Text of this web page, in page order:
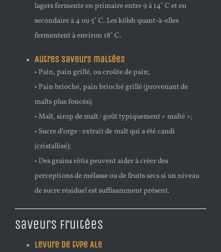
lagers fermente en primaire entre 9 à 14˚ C et en
secondaire à 4 ou 5˚ C. Les kölsh quant-à-elles
fermentent à environ 18˚ C.
Autres saveurs maltées
• Pain, pain grillé, ou croûte de pain;
• Pain brioché, pain brioché grillé (provenant de
malts plus foncés);
• Malt, sirop de malt : goût typiquement « malté »;
• Sucre d’orge : extrait de malt qui a été candi
(cristallisé);
• Des grains rôtis peuvent aider à créer des
perceptions de mélasse ou de fruits secs si un niveau
de sucre résiduel est suffisamment présent.
Saveurs fruitées
Levure de type Ale